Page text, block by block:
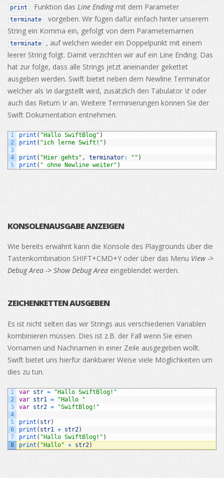
print Funktion das Line Endingmit dem Parameter
terminate
vorgeben. Wir fügen dafür einfach hinter unserem
String ein Komma ein, gefolgt von dem Parameternamen
terminate
, auf welchen wieder ein Doppelpunkt mit einem
leerer String folgt. Damit verzichten wir auf ein Line Ending. Das
hat zur folge, dass alle Strings jetzt aneinander gekettet
ausgeben werden. Swift bietet neben dem Newline Terminator
welcher als \n dargstellt wird, zusätzlich den Tabulator \t oder
auch das Return \r an. Weitere Terminierungen können Sie der
Swift Dokumentation entnehmen.
1
2
3
4
5
print ( "Hallo SwiftBlog" )
print ( "ich lerne Swift!" )
print ( "Hier gehts" , terminator: "" )
print ( " ohne Newline weiter" )
KONSOLENAUSGABE ANZEIGEN
Wie bereits erwähnt kann die Konsole des Playgrounds über die
Tastenkombination SHIFT+CMD+Y oder über das Menu View ->
Debug Area -> Show Debug Area eingeblendet werden.
ZEICHENKETTEN AUSGEBEN
Es ist nicht selten das wir Strings aus verschiedenen Variablen
kombinieren müssen. Dies ist z.B. der Fall wenn Sie einen
Vornamen und Nachnamen in einer Zeile ausgegeben wollt.
Swift bietet uns hierfür dankbarer Weise viele Möglichkeiten um
dies zu tun.
1
2
3
4
5
6
7
8
var str =
"Hallo SwiftBlog!"
var str1 =
"Hallo "
var str2 = "SwiftBlog!"
print ( str)
print ( str1 + str2)
print ( "Hallo SwiftBlog!" )
print ( "Hallo" + str2)